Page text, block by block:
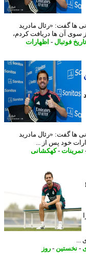
«رئال مادرید
آن ها دریافت کردم،
فوتبال-اظهارات
«رئال مادرید
خود پس از ...
-کهکشانی
-روز